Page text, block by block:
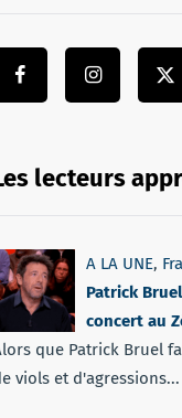
lecteurs
A LA UNE,
Patrick
concert au
que Patrick Bruel
viols et d'agressions...